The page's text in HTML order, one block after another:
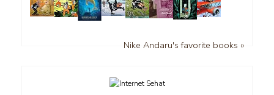
Nike Andaru's favorite books »